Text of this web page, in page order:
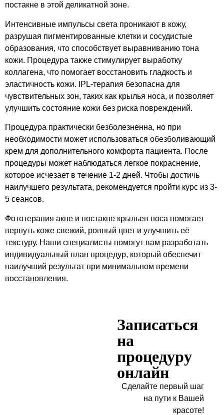
постакне в этой деликатной зоне.
Интенсивные импульсы света проникают в кожу,
разрушая пигментированные клетки и сосудистые
образования, что способствует выравниванию тона
кожи. Процедура также стимулирует выработку
коллагена, что помогает восстановить гладкость и
эластичность кожи. IPL-терапия безопасна для
чувствительных зон, таких как крылья носа, и позволяет
улучшить состояние кожи без риска повреждений.
Процедура практически безболезненна, но при
необходимости может использоваться обезболивающий
крем для дополнительного комфорта пациента. После
процедуры может наблюдаться легкое покраснение,
которое исчезает в течение 1-2 дней. Чтобы достичь
наилучшего результата, рекомендуется пройти курс из 3-
5 сеансов.
Фототерапия акне и постакне крыльев носа помогает
вернуть коже свежий, ровный цвет и улучшить её
текстуру. Наши специалисты помогут вам разработать
индивидуальный план процедур, который обеспечит
наилучший результат при минимальном времени
восстановления.
Записаться
на
процедуру
онлайн
Сделайте первый шаг
на пути к Вашей
красоте!